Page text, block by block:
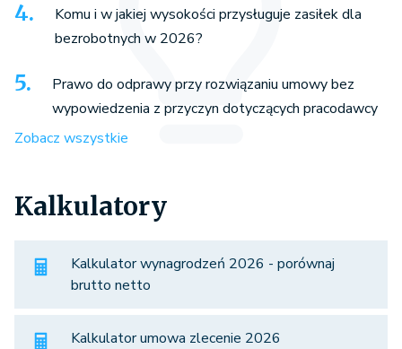
Komu i w jakiej wysokości przysługuje zasiłek dla
bezrobotnych w 2026?
Prawo do odprawy przy rozwiązaniu umowy bez
wypowiedzenia z przyczyn dotyczących pracodawcy
Zobacz wszystkie
Kalkulatory
Kalkulator wynagrodzeń 2026 - porównaj
brutto netto
Kalkulator umowa zlecenie 2026